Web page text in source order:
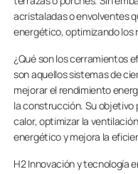
acristaladas o envolventes
energético, optimizando los
¿Qué son los cerramientos
son aquellos sistemas de
mejorar el rendimiento
la construcción. Su objetivo
calor, optimizar la
energético y mejora la
H2 Innovación y tecnología